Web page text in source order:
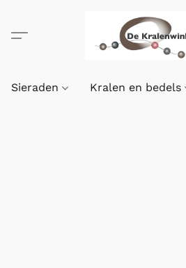
Sieraden Kralen en bedels